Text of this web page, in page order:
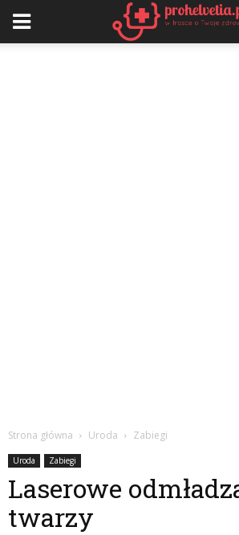
Strona główna Uroda Zabiegi
Uroda Zabiegi
Laserowe
twarzy